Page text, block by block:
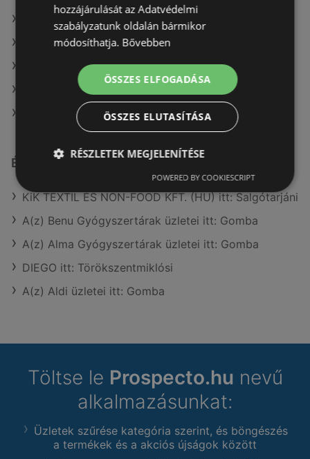
A(z) COOP Szolnok Zrt. ajánlatai
A(z) Príma ajánlatai
A(z) Coop ajánlatai
A(z) AlphaZoo ajánlatai
A(z) Lidl ajánlatai
Érdeklődésre számot tartó elemek itt:
KiK TEXTIL ÉS NON-FOOD KFT. (HU) itt: Salgótarjáni
A(z) Benu Gyógyszertárak üzletei itt: Gomba
A(z) Alma Gyógyszertárak üzletei itt: Gomba
DIEGO itt: Törökszentmiklósi
A(z) Aldi üzletei itt: Gomba
Töltse le Prospecto.hu nevű
alkalmazásunkat:
Üzletek szűrése kategória szerint, és böngészés
a termékek és a akciós újságok között
hozzájárulását az Adatvédelmi
szabályzatunk oldalán bármikor
módosíthatja. Bővebben
ÖSSZES ELFOGADÁSA
ÖSSZES ELUTASÍTÁSA
RÉSZLETEK MEGJELENÍTÉSE
POWERED BY COOKIESCRIPT